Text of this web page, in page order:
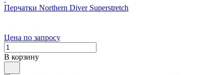
Перчатки Northern Diver Superstretch
Цена по запросу
В корзину